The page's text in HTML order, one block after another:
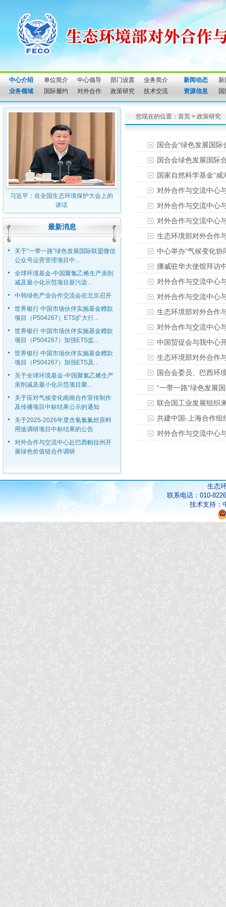
中心介绍 单位简介 中心领导 部门设置
业务简介
业务领域
国际履约 对外合作 政策研究 技术交流
新闻动态
新
资源信息
习近平：在全国生态环境保护大会上的
讲话
最新消息
关于“一带一路”绿色发展国际联盟微信
公众号运营管理项目中...
全球环境基金-中国聚氯乙烯生产汞削
减及最小化示范项目新污染...
中韩绿色产业合作交流会在北京召开
世界银行 中国市场伙伴实施基金赠款
项目（P504267）ETS扩大行...
世界银行 中国市场伙伴实施基金赠款
项目（P504267）加强ETS监...
世界银行 中国市场伙伴实施基金赠款
项目（P504267）加强ETS及...
关于全球环境基金-中国聚氯乙烯生产
汞削减及最小化示范项目聚...
关于应对气候变化南南合作宣传制作
及传播项目中标结果公示的通知
关于2025-2026年度含氢氯氟烃原料
用途调研项目中标结果的公告
对外合作与交流中心赴巴西帕拉州开
展绿色价值链合作调研
您现在的位置： 首页 > 政策研究
国合会“绿色发展国
国合会绿色发展国际
国家自然科学基金“
对外合作与交流中心
对外合作与交流中心
对外合作与交流中心
生态环境部对外合作
中心举办“气候变化
挪威驻华大使馆拜访
对外合作与交流中心
对外合作与交流中心
生态环境部对外合作
对外合作与交流中心
中国贸促会与我中心
生态环境部对外合作
国合会委员、巴西环
“一带一路”绿色发展
联合国工业发展组织
共建中国-上海合作组
对外合作与交流中心
生态
联系电话：010-
技术支持：